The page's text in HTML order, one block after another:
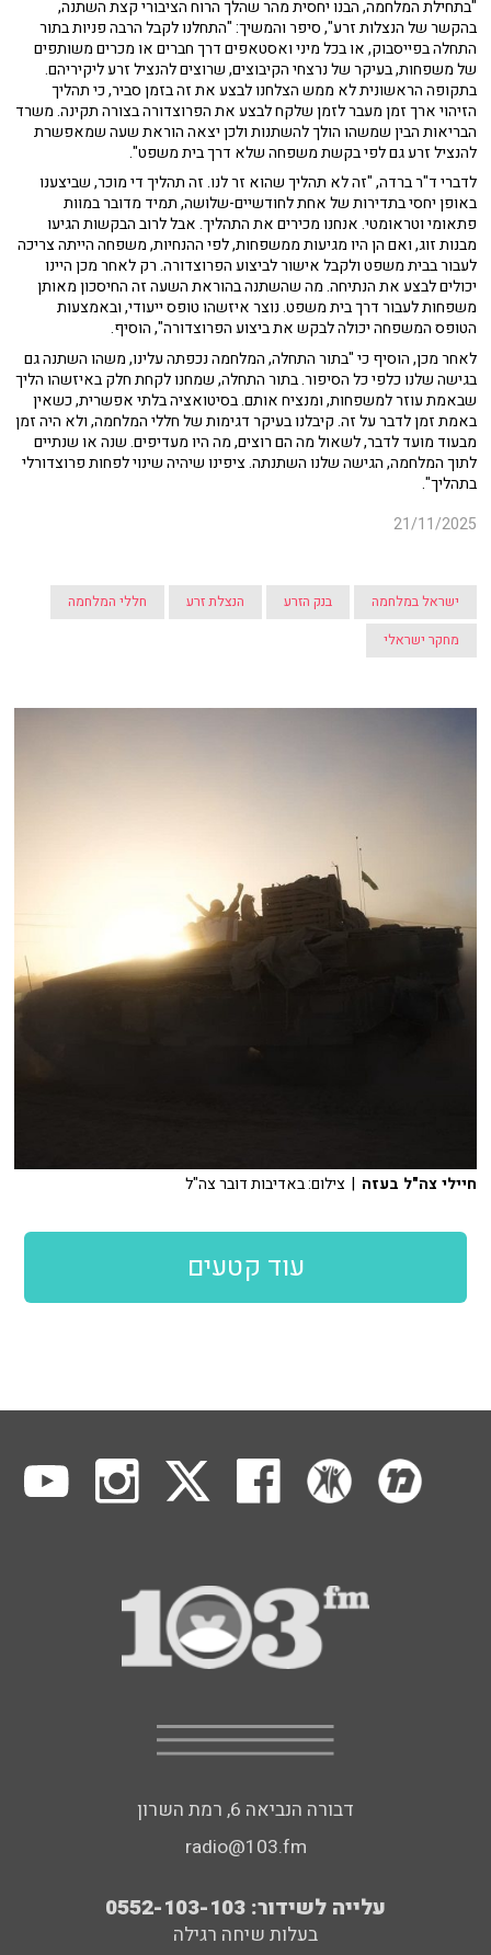
"בתחילת המלחמה, הבנו יחסית מהר שהלך הרוח הציבורי קצת השתנה,
בהקשר של הנצלות זרע", סיפר והמשיך: "התחלנו לקבל הרבה פניות בתור
התחלה בפייסבוק, או בכל מיני ואסטאפים דרך חברים או מכרים משותפים
של משפחות, בעיקר של נרצחי הקיבוצים, שרוצים להנציל זרע ליקיריהם.
בתקופה הראשונית לא ממש הצלחנו לבצע את זה בזמן סביר, כי תהליך
הזיהוי ארך זמן מעבר לזמן שלקח לבצע את הפרוצדורה בצורה תקינה. משרד
הבריאות הבין שמשהו הולך להשתנות ולכן יצאה הוראת שעה שמאפשרת
להנציל זרע גם לפי בקשת משפחה שלא דרך בית משפט".
לדברי ד"ר ברדה, "זה לא תהליך שהוא זר לנו. זה תהליך די מוכר, שביצענו
באופן יחסי בתדירות של אחת לחודשיים-שלושה, תמיד מדובר במוות
פתאומי וטראומטי. אנחנו מכירים את התהליך. אבל לרוב הבקשות הגיעו
מבנות זוג, ואם הן היו מגיעות ממשפחות, לפי ההנחיות, משפחה הייתה צריכה
לעבור בבית משפט ולקבל אישור לביצוע הפרוצדורה. רק לאחר מכן היינו
יכולים לבצע את הנתיחה. מה שהשתנה בהוראת השעה זה החיסכון מאותן
משפחות לעבור דרך בית משפט. נוצר איזשהו טופס ייעודי, ובאמצעות
הטופס המשפחה יכולה לבקש את ביצוע הפרוצדורה", הוסיף.
לאחר מכן, הוסיף כי "בתור התחלה, המלחמה נכפתה עלינו, משהו השתנה גם
בגישה שלנו כלפי כל הסיפור. בתור התחלה, שמחנו לקחת חלק באיזשהו הליך
שבאמת עוזר למשפחות, ומנציח אותם. בסיטואציה בלתי אפשרית, כשאין
באמת זמן לדבר על זה. קיבלנו בעיקר דגימות של חללי המלחמה, ולא היה זמן
מבעוד מועד לדבר, לשאול מה הם רוצים, מה היו מעדיפים. שנה או שנתיים
לתוך המלחמה, הגישה שלנו השתנתה. ציפינו שיהיה שינוי לפחות פרוצדורלי
בתהליך".
21/11/2025
ישראל במלחמה בנק הזרע הנצלת זרע
חללי המלחמה
מחקר ישראלי
חיילי צה"ל בעזה | צילום: באדיבות דובר צה"ל
עוד קטעים
דבורה הנביאה 6, רמת השרון
radio@103.fm
עלייה לשידור: 0552-103-103
בעלות שיחה רגילה